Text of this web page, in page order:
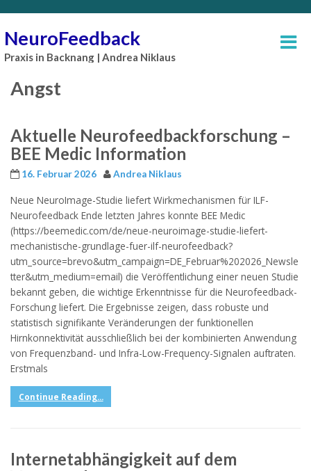
NeuroFeedback
Praxis in Backnang | Andrea Niklaus
Angst
Aktuelle Neurofeedbackforschung –
BEE Medic Information
16. Februar 2026 Andrea Niklaus
Neue NeuroImage-Studie liefert Wirkmechanismen für ILF-
Neurofeedback Ende letzten Jahres konnte BEE Medic
(https://beemedic.com/de/neue-neuroimage-studie-liefert-
mechanistische-grundlage-fuer-ilf-neurofeedback?
utm_source=brevo&utm_campaign=DE_Februar%202026_Newsle
tter&utm_medium=email) die Veröffentlichung einer neuen Studie
bekannt geben, die wichtige Erkenntnisse für die Neurofeedback-
Forschung liefert. Die Ergebnisse zeigen, dass robuste und
statistisch signifikante Veränderungen der funktionellen
Hirnkonnektivität ausschließlich bei der kombinierten Anwendung
von Frequenzband- und Infra-Low-Frequency-Signalen auftraten.
Erstmals
Continue Reading...
Internetabhängigkeit auf dem